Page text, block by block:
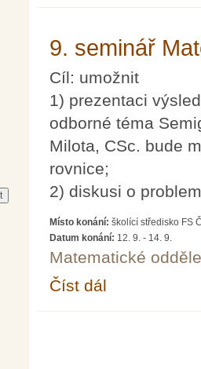
9. seminář
Cíl: umožnit
1) prezentaci
odborné téma
Milota, CSc. bude
rovnice;
2) diskusi o
Místo konání: školící středisko FS
Datum konání: 12. 9. - 14. 9.
Matematické
Číst dál